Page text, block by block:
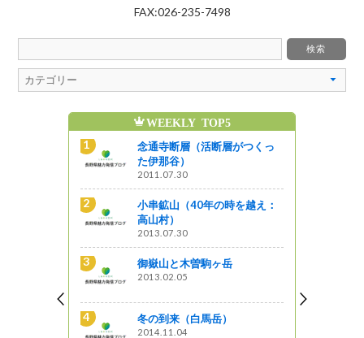
FAX:026-235-7498
WEEKLY TOP5
念通寺断層（活断層がつくっ
た伊那谷）
2011.07.30
小串鉱山（40年の時を越え：
高山村）
2013.07.30
御嶽山と木曽駒ヶ岳
2013.02.05
冬の到来（白馬岳）
2014.11.04